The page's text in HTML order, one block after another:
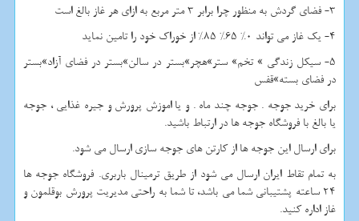
3- فضای گردش به منظور چرا برابر 3 متر مربع به ازای هر غاز بالغ است
4- یک غاز می تواند 0% 65% 85% از خوراک خود را تامین نماید
5- سیکل زندگی » تخم» ستر»هچر»بستر در سالن»بستر در فضای آزاد»بستر
در فضای بسته»قفس
برای خرید جوجه . جوجه چند ماه . و یا اموزش پرورش و جیره غذایی ، جوجه
یا بالغ با فروشگاه جوجه ها در ارتباط باشید.
برای ارسال این جوجه ها از کارتن های جوجه سازی ارسال می شود.
به تمام تقاط ایران ارسال می شود از طریق ترمینال باربری. فروشگاه جوجه ها
24 ساعته پشتیبانی شما می باشد، تا شما به راحتی مدیریت پرورش بوقلمون و
غاز اداره کنید.